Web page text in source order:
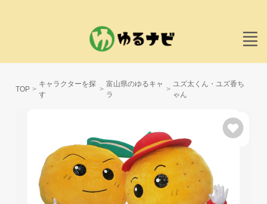
TOP
キャラクターを探
す
富山県のゆるキャ
ラ
ユズ太くん・ユズ香ち
ゃん